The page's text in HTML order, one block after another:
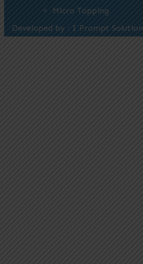
Micro Topping
Developed by : I Prompt Solution